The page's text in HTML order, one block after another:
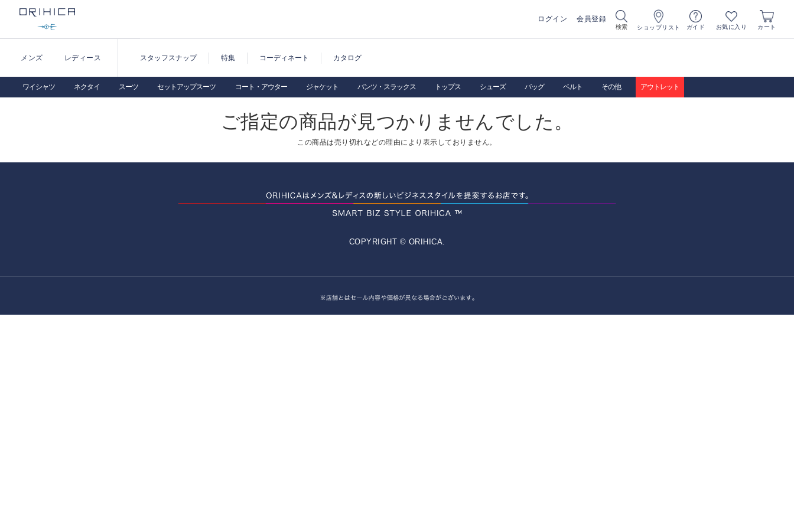
ログイン 会員登録
検索 ショップリスト ガイド お気に入り カート
メンズ レディース スタッフスナップ 特集 コーディネート カタログ
ワイシャツ ネクタイ スーツ セットアップスーツ コート・アウター ジャケット パンツ・スラックス トップス シューズ バッグ ベルト その他 アウトレット
ご指定の商品が見つかりませんでした。
この商品は売り切れなどの理由により表示しておりません。
COPYRIGHT © ORIHICA.